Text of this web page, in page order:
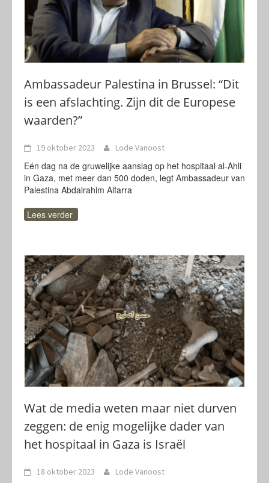
Ambassadeur Palestina in Brussel: “Dit
is een afslachting. Zijn dit de Europese
waarden?”
19 oktober 2023 Lode Vanoost
Eén dag na de gruwelijke aanslag op het hospitaal al-Ahli
in Gaza, met meer dan 500 doden, legt Ambassadeur van
Palestina Abdalrahim Alfarra
Lees verder
Wat de media weten maar niet durven
zeggen: de enig mogelijke dader van
het hospitaal in Gaza is Israël
18 oktober 2023 Lode Vanoost